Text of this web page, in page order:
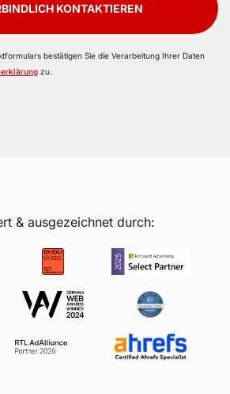
KONTAKTIEREN
bestätigen Sie die Verarbeitung Ihrer Daten
zu.
& ausgezeichnet durch: